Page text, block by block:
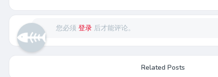
您必须登录 后才能评论。
Related Posts